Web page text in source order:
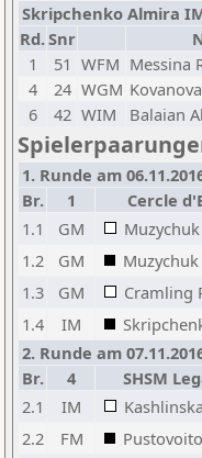
Skripchenko Almira IM
Rd.Snr
1
51 WFM Messina
4
24 WGM
6
42 WIM Balaian
1. Runde am
Br.
1 Cercle
1.1
GM
1.2
GM
1.3
GM Cramling
1.4
IM
2. Runde am
Br.
4 SHSM
2.1
IM
2.2
FM